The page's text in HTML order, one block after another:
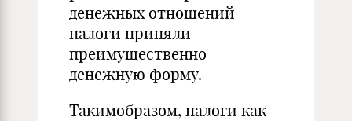
денежных отношений
налоги приняли
преимущественно
денежную форму.
Такимобразом, налоги как